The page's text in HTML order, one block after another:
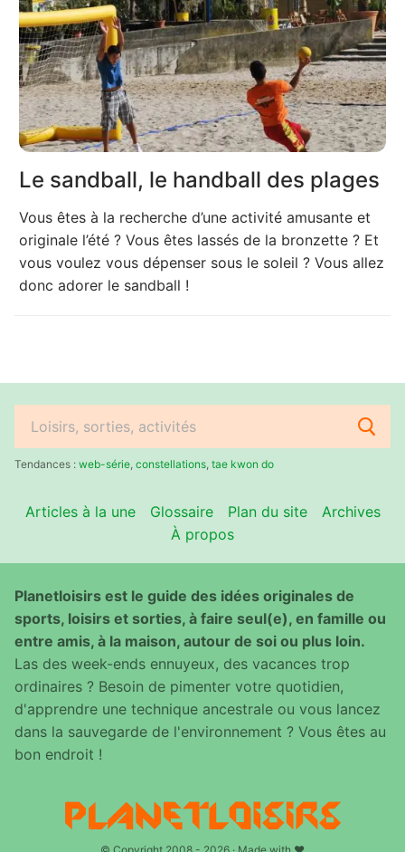
Le sandball, le handball des plages
Vous êtes à la recherche d’une activité amusante et
originale l’été ? Vous êtes lassés de la bronzette ? Et
vous voulez vous dépenser sous le soleil ? Vous allez
donc adorer le sandball !
Rechercher
:Tendances : web-série constellations tae kwon do
Articles à la une Glossaire Plan du site
Archives
À propos
Planetloisirs est le guide des idées originales de
sports, loisirs et sorties, à faire seul(e), en famille ou
entre amis, à la maison, autour de soi ou plus loin.
Las des week-ends ennuyeux, des vacances trop
ordinaires ? Besoin de pimenter votre quotidien,
d'apprendre une technique ancestrale ou vous lancez
dans la sauvegarde de l'environnement ? Vous êtes au
bon endroit !